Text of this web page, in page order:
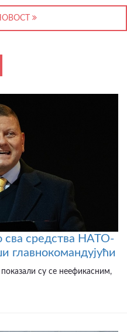
сва средства НАТО-
главнокомандујући
су се неефикасним,